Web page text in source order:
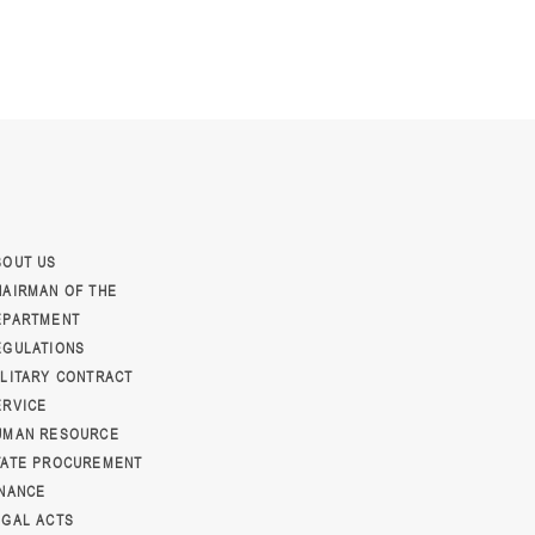
US
OF THE
CONTRACT
RESOURCE
PROCUREMENT
ACTS